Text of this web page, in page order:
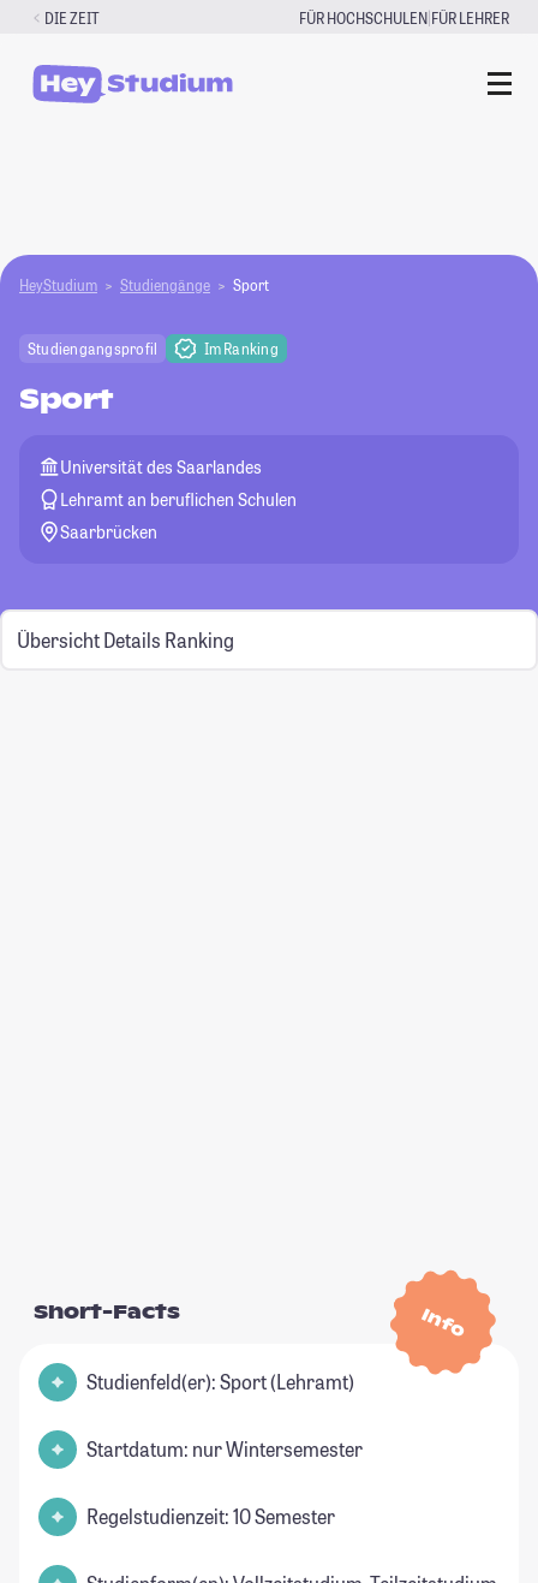
Zum
springen
DIE ZEIT FÜR HOCHSCHULEN|FÜR LEHRER
HeyStudium Studiengänge Sport
Studiengangsprofil Im Ranking
Sport
Universität des Saarlandes
Lehramt an beruflichen Schulen
Saarbrücken
Übersicht Details Ranking
Info
Short-Facts
Studienfeld(er): Sport (Lehramt)
Startdatum: nur Wintersemester
Regelstudienzeit: 10 Semester